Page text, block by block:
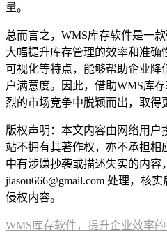
量。
总而言之，WMS库存软件是一
大幅提升库存管理的效率和准确
可视化等特点，能够帮助企业降
户满意度。因此，借助WMS库
烈的市场竞争中脱颖而出，取得
版权声明：本文内容由网络用
站不拥有其著作权，亦不承担
中有涉嫌抄袭或描述失实的内容
jiasou666@gmail.com 处理，核
侵权内容。
WMS库存软件，提升企业效率